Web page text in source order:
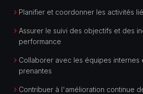
Planifier et coordonner les activités
Assurer le suivi des objectifs et des
performance
Collaborer avec les équipes internes
prenantes
Contribuer à l'amélioration continue